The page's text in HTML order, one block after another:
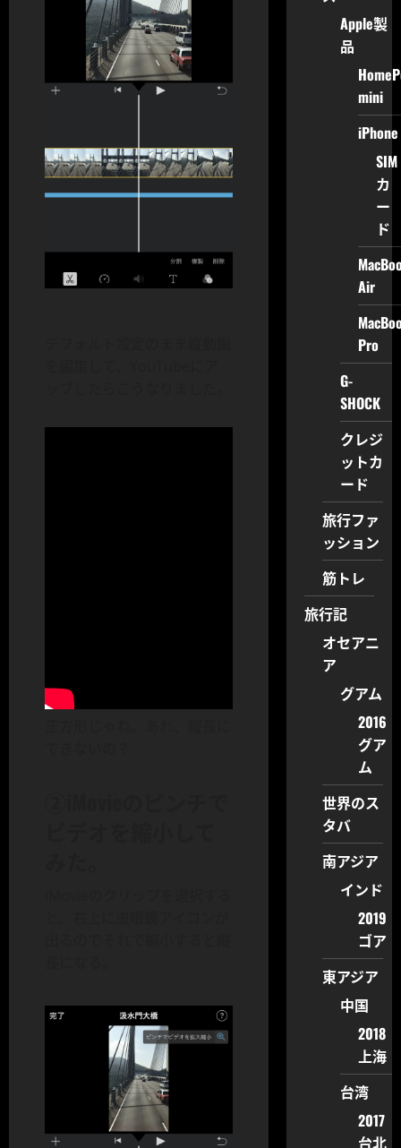
Apple製
品
mini
iPhone
SIM
カ
ー
ド
Air
Pro
G-
SHOCK
クレジ
ットカ
ード
旅行ファ
ッション
筋トレ
旅行記
オセアニ
ア
グアム
2016
グア
ム
世界のス
タバ
南アジア
インド
2019
ゴア
東アジア
中国
2018
上海
台湾
2017
台北